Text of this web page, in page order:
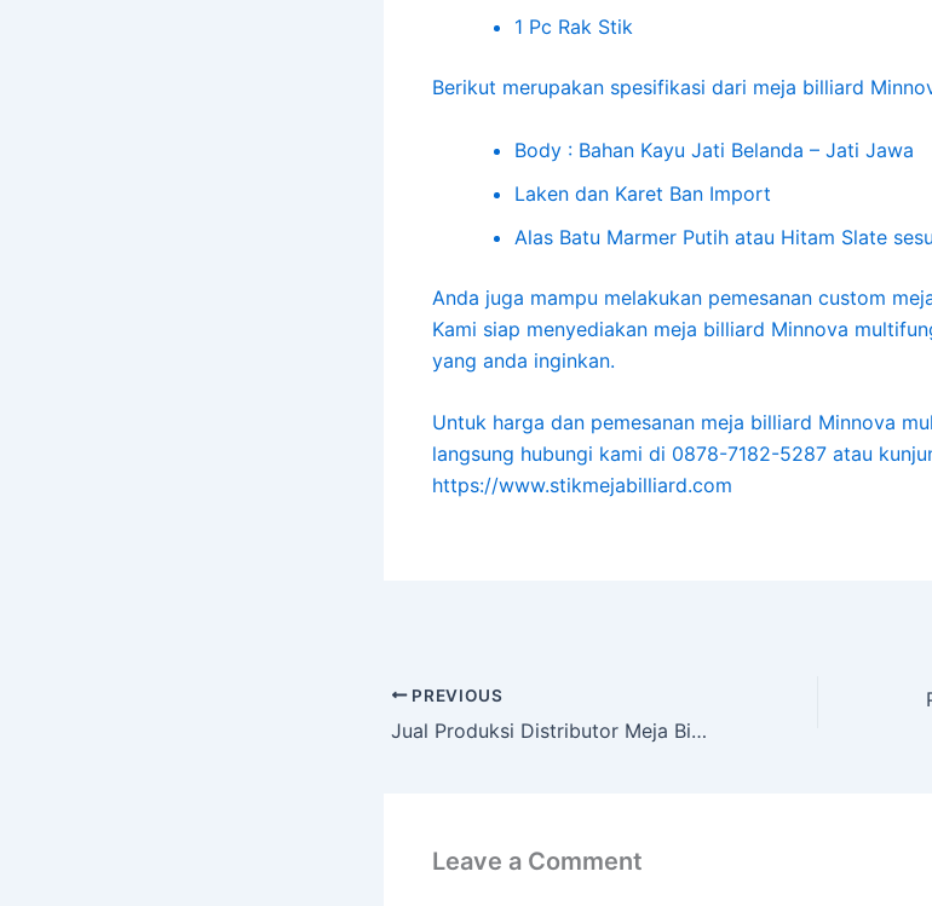
1 Pc Rak Stik
Berikut merupakan spesifikasi dari meja billiard
Body : Bahan Kayu Jati Belanda – Jati Jawa
Laken dan Karet Ban Import
Alas Batu Marmer Putih atau Hitam Slate
Anda juga mampu melakukan pemesanan custom
Kami siap menyediakan meja billiard Minnova
yang anda inginkan.
Untuk harga dan pemesanan meja billiard Minnova
langsung hubungi kami di 0878-7182-5287 atau
https://www.stikmejabilliard.com
PREVIOUS
Jual Produksi Distributor Meja Billiard Minnova Sragen
Leave a Comment